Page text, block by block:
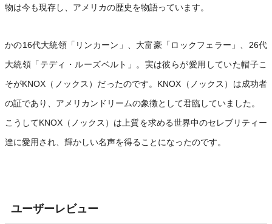
物は今も現存し、アメリカの歴史を物語っています。
かの16代大統領「リンカーン」、大富豪「ロックフェラー」、26代
大統領「テディ・ルーズベルト」。実は彼らが愛用していた帽子こ
そがKNOX（ノックス）だったのです。KNOX（ノックス）は成功者
の証であり、アメリカンドリームの象徴として君臨していました。
こうしてKNOX（ノックス）は上質を求める世界中のセレブリティー
達に愛用され、輝かしい名声を得ることになったのです。
ユーザーレビュー